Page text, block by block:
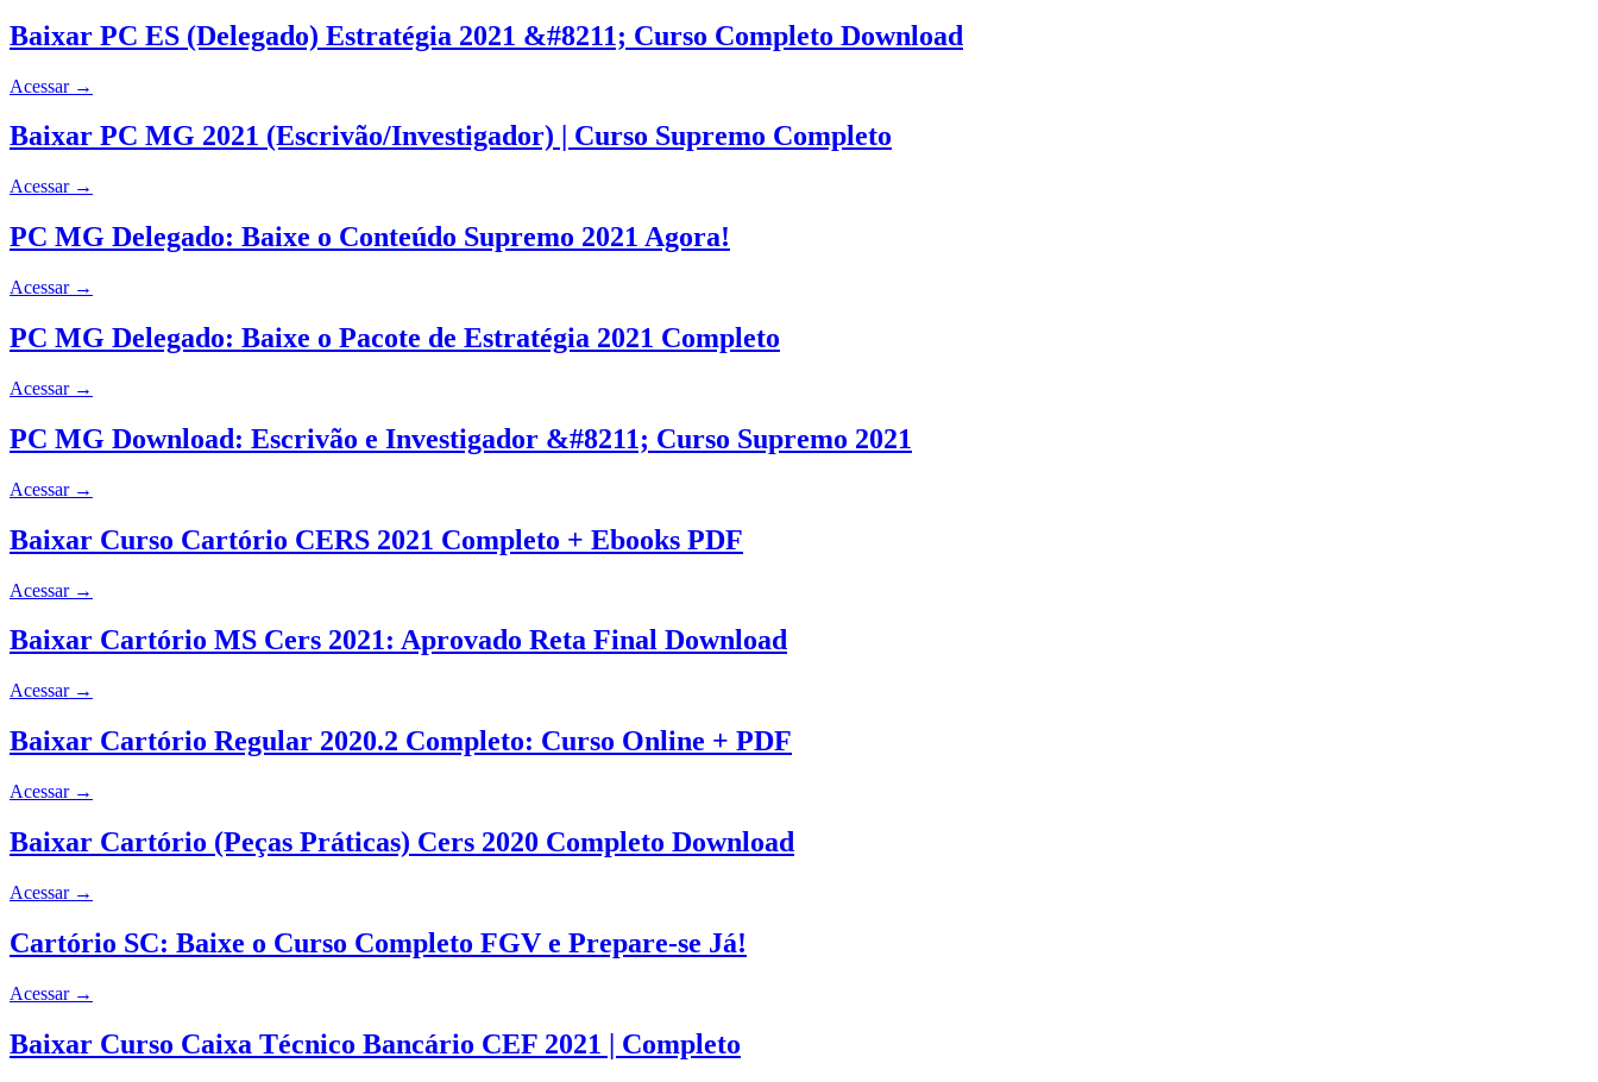
Baixar PC ES (Delegado) Estratégia 2021 &#8211; Curso Completo Download
Acessar →
Baixar PC MG 2021 (Escrivão/Investigador) | Curso Supremo Completo
Acessar →
PC MG Delegado: Baixe o Conteúdo Supremo 2021 Agora!
Acessar →
PC MG Delegado: Baixe o Pacote de Estratégia 2021 Completo
Acessar →
PC MG Download: Escrivão e Investigador &#8211; Curso Supremo 2021
Acessar →
Baixar Curso Cartório CERS 2021 Completo + Ebooks PDF
Acessar →
Baixar Cartório MS Cers 2021: Aprovado Reta Final Download
Acessar →
Baixar Cartório Regular 2020.2 Completo: Curso Online + PDF
Acessar →
Baixar Cartório (Peças Práticas) Cers 2020 Completo Download
Acessar →
Cartório SC: Baixe o Curso Completo FGV e Prepare-se Já!
Acessar →
Baixar Curso Caixa Técnico Bancário CEF 2021 | Completo